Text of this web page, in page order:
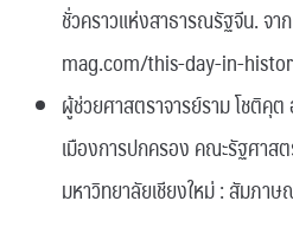
ชั่วคราวแห่งสาธารณรัฐจีน.
mag.com/this-day-in-
ผู้ช่วยศาสตราจารย์ราม โชติคุต
เมืองการปกครอง คณะรัฐศาส
มหาวิทยาลัยเชียงใหม่ : สัมภา